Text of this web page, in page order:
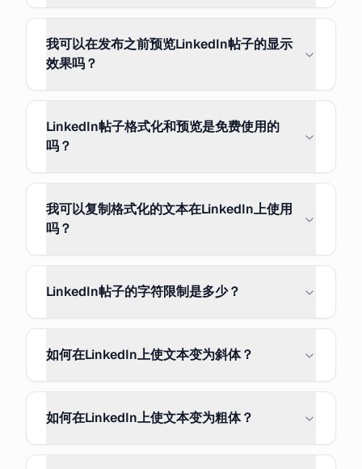
我可以在发布之前预览LinkedIn帖子的显示
效果吗？
LinkedIn帖子格式化和预览是免费使用的
吗？
我可以复制格式化的文本在LinkedIn上使用
吗？
LinkedIn帖子的字符限制是多少？
如何在LinkedIn上使文本变为斜体？
如何在LinkedIn上使文本变为粗体？